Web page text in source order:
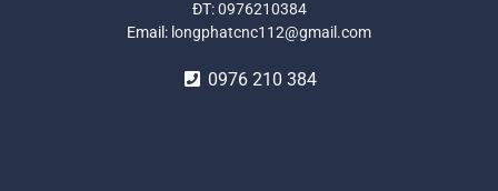
ĐT:0976210384
Email: longphatcnc112@gmail.com
0976 210 384